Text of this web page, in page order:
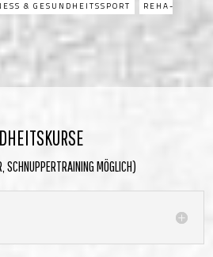
& GESUND­HEITS­SPORT
REHA­
SCHNUPPERTRAINING MÖGLICH)